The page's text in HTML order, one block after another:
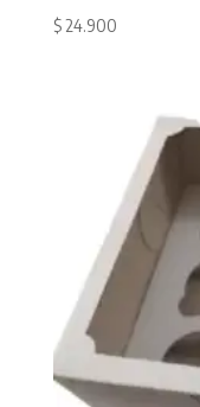
$24.900